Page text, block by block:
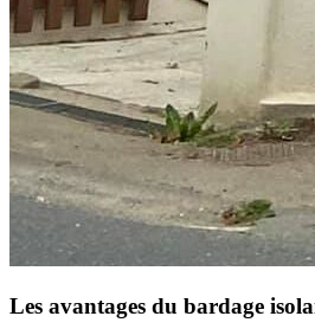
Les avantages du bardage